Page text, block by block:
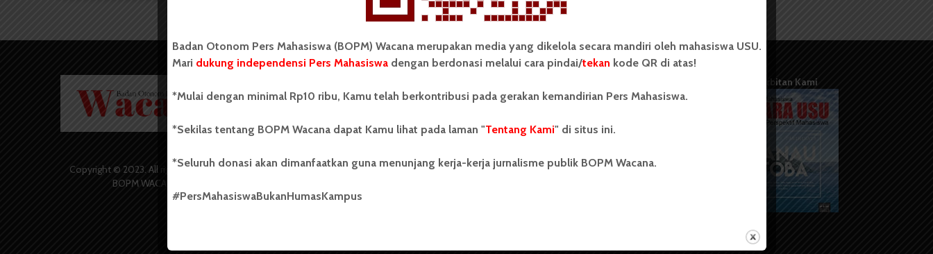
Copyright © 2023. All rights reserved
BOPM WACANA.
Wacana merupakan pers mahasiswa
secara mandiri oleh mahasiswa
Universitas Sumatera Utara (USU).
salah satu Unit Kegiatan Mahasiswa
dengan nama Pers Mahasiswa SUARA
USU yang berdiri pada 1 Juli 1995.
Info Iklan
Pedoman Media Siber
Terbitan Kami
Badan Otonom Pers Mahasiswa (BOPM) Wacana merupakan media yang dikelola secara mandiri oleh mahasiswa USU.
Mari dukung independensi Pers Mahasiswadengan berdonasi melalui cara pindai/tekan kode QR di atas!
*Mulai dengan minimal Rp10 ribu, Kamu telah berkontribusi pada gerakan kemandirian Pers Mahasiswa.
*Sekilas tentang BOPM Wacana dapat Kamu lihat pada laman "Tentang Kami" di situs ini.
*Seluruh donasi akan dimanfaatkan guna menunjang kerja-kerja jurnalisme publik BOPM Wacana.
#PersMahasiswaBukanHumasKampus